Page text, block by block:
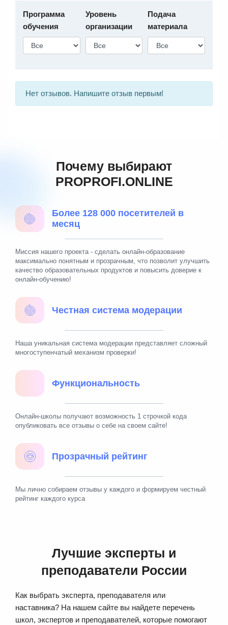
Программа
обучения
Уровень
организации
Подача
материала
Нет отзывов. Напишите отзыв первым!
Почему выбирают
PROPROFI.ONLINE
Более 128 000 посетителей в
месяц
Миссия нашего проекта - сделать онлайн-образование
максимально понятным и прозрачным, что позволит улучшить
качество образовательных продуктов и повысить доверие к
онлайн-обучению!
Честная система модерации
Наша уникальная система модерации представляет сложный
многоступенчатый механизм проверки!
Функциональность
Онлайн-школы получают возможность 1 строчкой кода
опубликовать все отзывы о себе на своем сайте!
Прозрачный рейтинг
Мы лично собираем отзывы у каждого и формируем честный
рейтинг каждого курса
Лучшие эксперты и
преподаватели России
Как выбрать эксперта, преподавателя или
наставника? На нашем сайте вы найдете перечень
школ, экспертов и преподавателей, которые помогают